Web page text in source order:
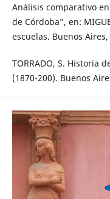
Análisis comparativo
de Córdoba”, en:
escuelas. Buenos
TORRADO, S. Historia
(1870-200). Buenos